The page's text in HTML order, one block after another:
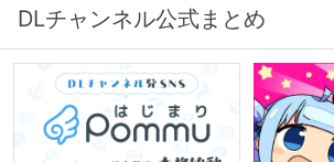
DLチャンネル公式まとめ